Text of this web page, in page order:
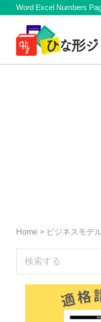
Skip
primary
navigation
Skip
content
Skip
primary
sidebar
Skip
footer
Member
Navigation
Word Excel Numbers
Home > ビジネスモデ
sidebar